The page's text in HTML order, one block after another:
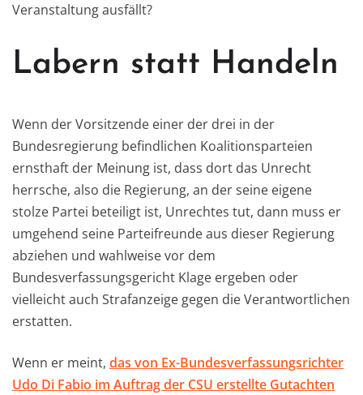
Veranstaltung ausfällt?
Labern statt Handeln
Wenn der Vorsitzende einer der drei in der
Bundesregierung befindlichen Koalitionsparteien
ernsthaft der Meinung ist, dass dort das Unrecht
herrsche, also die Regierung, an der seine eigene
stolze Partei beteiligt ist, Unrechtes tut, dann muss er
umgehend seine Parteifreunde aus dieser Regierung
abziehen und wahlweise vor dem
Bundesverfassungsgericht Klage ergeben oder
vielleicht auch Strafanzeige gegen die Verantwortlichen
erstatten.
Wenn er meint, das von Ex-Bundesverfassungsrichter
Udo Di Fabio im Auftrag der CSU erstellte Gutachten